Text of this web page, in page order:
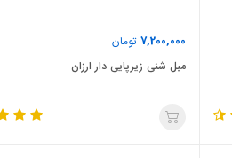
7,200,000 تومان
مبل شنی زیرپایی دار ارزان